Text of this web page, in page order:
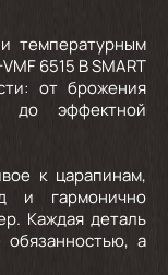
температурным
6515 B SMART
от брожения
до эффектной
к царапинам,
и гармонично
Каждая деталь
обязанностью, а